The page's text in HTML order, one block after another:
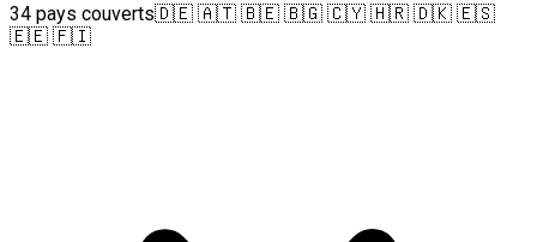
34 pays couverts🇩🇪 🇦🇹 🇧🇪 🇧🇬 🇨🇾 🇭🇷 🇩🇰 🇪🇸
🇪🇪 🇫🇮